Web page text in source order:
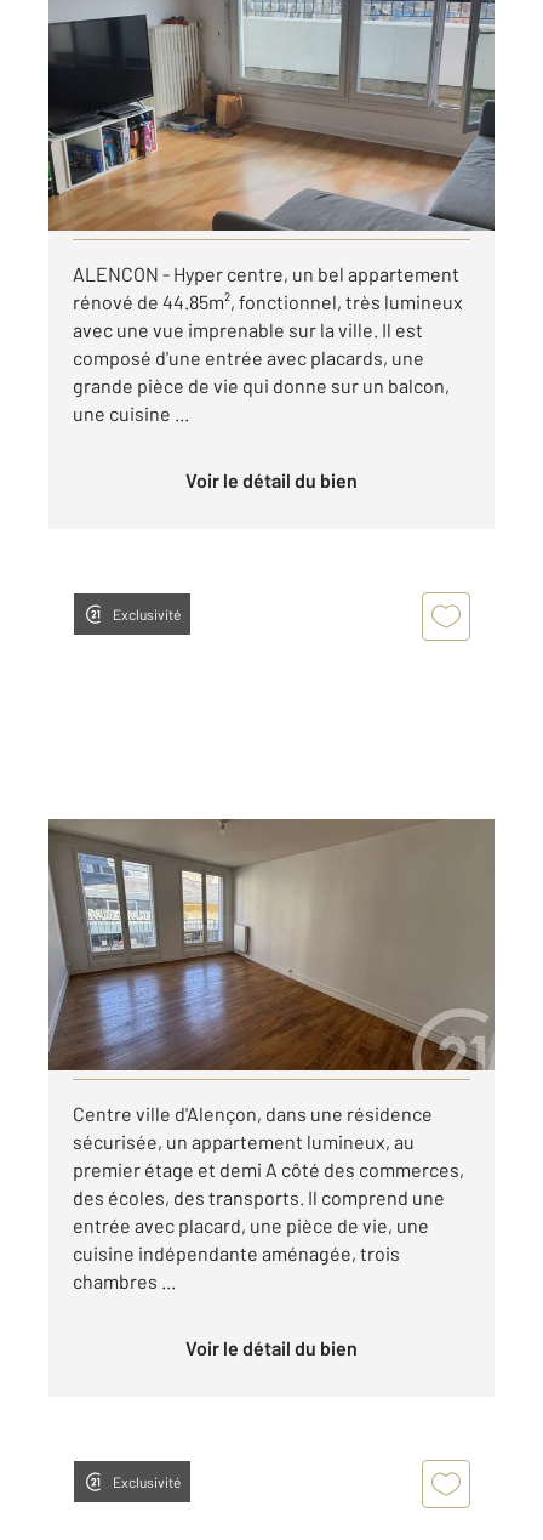
ALENCON 61
2, 2 pièces
Ref : 3077
Appartement F2 à louer
585 €
par mois charges comprises
Visiter le site dédié
ALENCON - Hyper centre, un bel appartement
rénové de 44.85m², fonctionnel, très lumineux
avec une vue imprenable sur la ville. Il est
composé d'une entrée avec placards, une
grande pièce de vie qui donne sur un balcon,
une cuisine ...
Voir le détail du bien
Exclusivité
ALENCON 61
79,93 m2, 4 pièces
Ref : 3207
Appartement F4 à louer
595 €
par mois charges comprises
Visiter le site dédié
Centre ville d'Alençon, dans une résidence
sécurisée, un appartement lumineux, au
premier étage et demi A côté des commerces,
des écoles, des transports. Il comprend une
entrée avec placard, une pièce de vie, une
cuisine indépendante aménagée, trois
chambres ...
Voir le détail du bien
Exclusivité